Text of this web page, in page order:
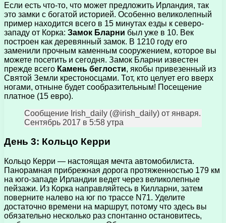
Если есть что-то, что может предложить Ирландия, так
это замки с богатой историей. Особенно великолепный
пример находится всего в 15 минутах езды к северо-
западу от Корка: Замок Бларни был уже в 10. Век
построен как деревянный замок. В 1210 году его
заменили прочным каменным сооружением, которое вы
можете посетить и сегодня. Замок Бларни известен
прежде всего Камень беглости, якобы привезенный из
Святой Земли крестоносцами. Тот, кто целует его вверх
ногами, отныне будет сообразительным! Посещение
платное (15 евро).
Сообщение Irish_daily (@irish_daily) от января.
Сентябрь 2017 в 5:58 утра
День 3: Кольцо Керри
Кольцо Керри — настоящая мечта автомобилиста.
Панорамная прибрежная дорога протяженностью 179 км
на юго-западе Ирландии ведет через великолепные
пейзажи. Из Корка направляйтесь в Килларни, затем
поверните налево на юг по трассе N71. Уделите
достаточно времени на маршрут, потому что здесь вы
обязательно несколько раз спонтанно остановитесь,